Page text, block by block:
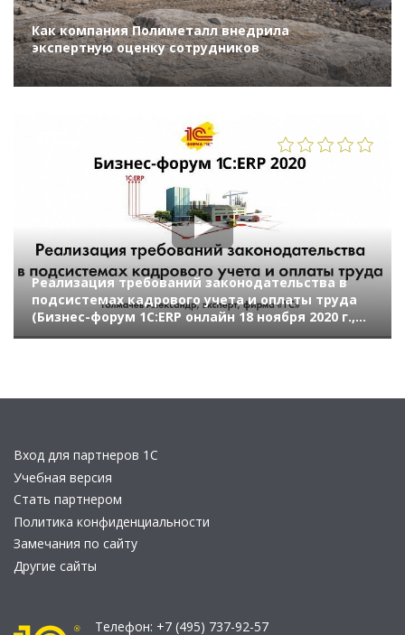
Как компания Полиметалл внедрила
экспертную оценку сотрудников
Реализация требований законодательства в
подсистемах кадрового учета и оплаты труда
(Бизнес-форум 1С:ERP онлайн 18 ноября 2020 г.,
Толмачев Александр, «1С»)
Вход для партнеров 1С
Учебная версия
Стать партнером
Политика конфиденциальности
Замечания по сайту
Другие сайты
Телефон: +7 (495) 737-92-57